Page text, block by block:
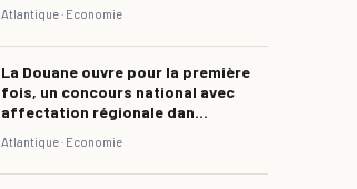
Atlantique · Economie
La Douane ouvre pour la première
fois, un concours national avec
affectation régionale dan...
Atlantique · Economie